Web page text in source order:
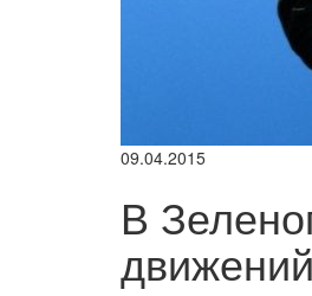
09.04.2015
В